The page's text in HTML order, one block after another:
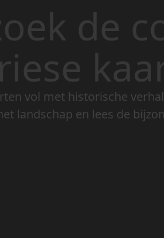
de
vol met historische
landschap en lees de